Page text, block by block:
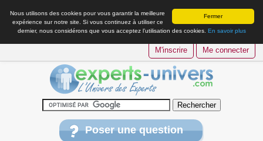
Fermer
Nous utilisons des cookies pour vous garantir la meilleure
expérience sur notre site. Si vous continuez à utiliser ce
dernier, nous considérons que vous acceptez l’utilisation des cookies. En savoir plus
M'inscrire Me connecter
Poser une question